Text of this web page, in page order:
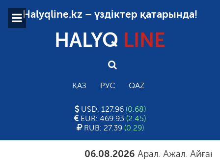
Halyqline.kz – үздіктер қатарында!
HALYQ LINE
ҚАЗ РУС QAZ
USD: 127.96 (0.68)
EUR: 469.93 (2.45)
RUB: 27.39 (0.29)
06.08.2026 Арал. Ажал. Айғақ